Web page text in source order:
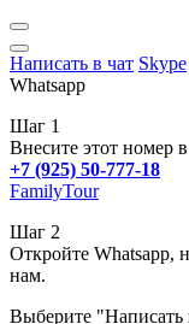
Написать в чат Skype
Whatsapp
Шаг 1
Внесите этот номер
+7 (925) 50-777-18
FamilyTour
Шаг 2
Откройте Whatsapp,
нам.
Выберите "Написать